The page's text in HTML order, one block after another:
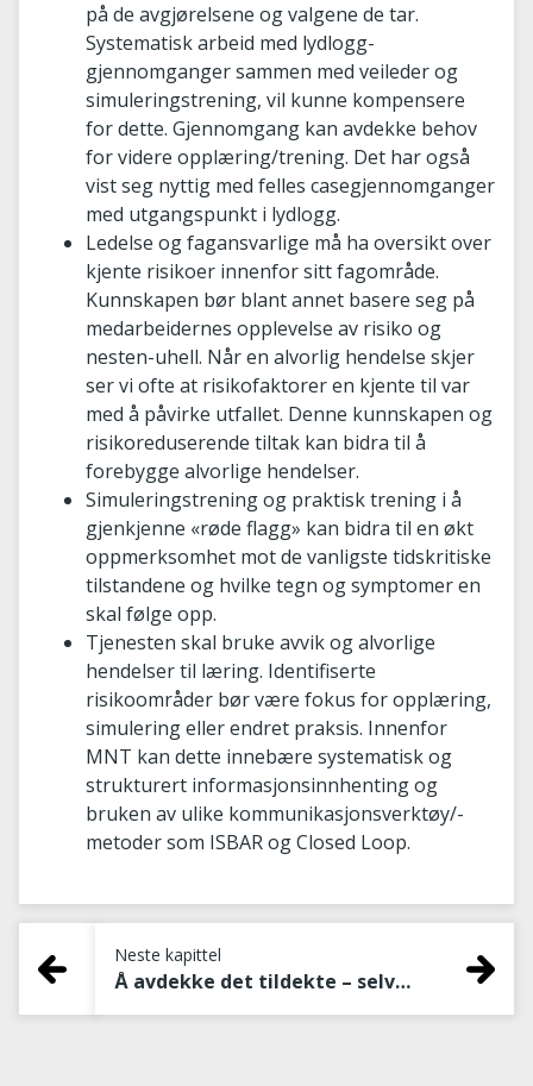
på de avgjørelsene og valgene de tar.
Systematisk arbeid med lydlogg-
gjennomganger sammen med veileder og
simuleringstrening, vil kunne kompensere
for dette. Gjennomgang kan avdekke behov
for videre opplæring/trening. Det har også
vist seg nyttig med felles casegjennomganger
med utgangspunkt i lydlogg.
Ledelse og fagansvarlige må ha oversikt over
kjente risikoer innenfor sitt fagområde.
Kunnskapen bør blant annet basere seg på
medarbeidernes opplevelse av risiko og
nesten-uhell. Når en alvorlig hendelse skjer
ser vi ofte at risikofaktorer en kjente til var
med å påvirke utfallet. Denne kunnskapen og
risikoreduserende tiltak kan bidra til å
forebygge alvorlige hendelser.
Simuleringstrening og praktisk trening i å
gjenkjenne «røde flagg» kan bidra til en økt
oppmerksomhet mot de vanligste tidskritiske
tilstandene og hvilke tegn og symptomer en
skal følge opp.
Tjenesten skal bruke avvik og alvorlige
hendelser til læring. Identifiserte
risikoområder bør være fokus for opplæring,
simulering eller endret praksis. Innenfor
MNT kan dette innebære systematisk og
strukturert informasjonsinnhenting og
bruken av ulike kommunikasjonsverktøy/-
metoder som ISBAR og Closed Loop.
Neste kapittel
Å avdekke det tildekte – selvmord ved alvorlig depresjon